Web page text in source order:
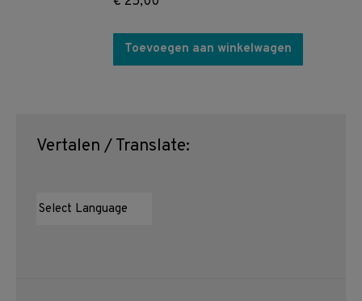
Toevoegen aan winkelwagen
Vertalen / Translate: